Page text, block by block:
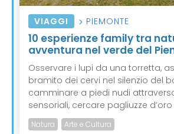
VIAGGI PIEMONTE
10 esperienze family tra
avventura nel verde del
Osservare i lupi da una torretta,
bramito dei cervi nel silenzio del
camminare a piedi nudi
sensoriali, cercare pagliuzze d’oro
Natura Arte e Cultura